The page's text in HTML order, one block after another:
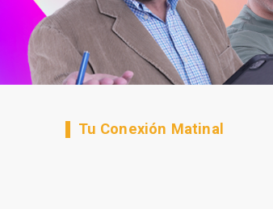
Tu Conexión Matinal